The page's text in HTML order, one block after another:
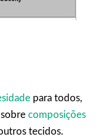
para todos,
composições
tecidos.